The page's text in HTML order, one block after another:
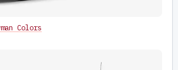
Colors